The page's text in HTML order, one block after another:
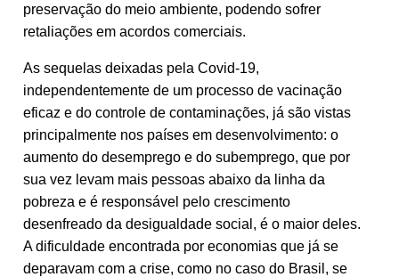
preservação do meio ambiente, podendo sofrer
retaliações em acordos comerciais.
As sequelas deixadas pela Covid-19,
independentemente de um processo de vacinação
eficaz e do controle de contaminações, já são vistas
principalmente nos países em desenvolvimento: o
aumento do desemprego e do subemprego, que por
sua vez levam mais pessoas abaixo da linha da
pobreza e é responsável pelo crescimento
desenfreado da desigualdade social, é o maior deles.
A dificuldade encontrada por economias que já se
deparavam com a crise, como no caso do Brasil, se